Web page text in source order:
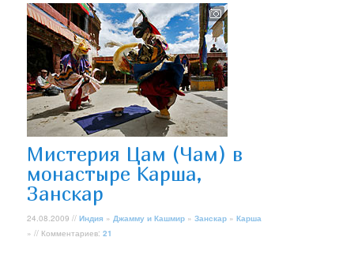
Мистерия Цам (Чам) в
монастыре Карша,
Занскар
24.08.2009 //Индия » Джамму и Кашмир »Занскар »Карша
» // Комментариев:21